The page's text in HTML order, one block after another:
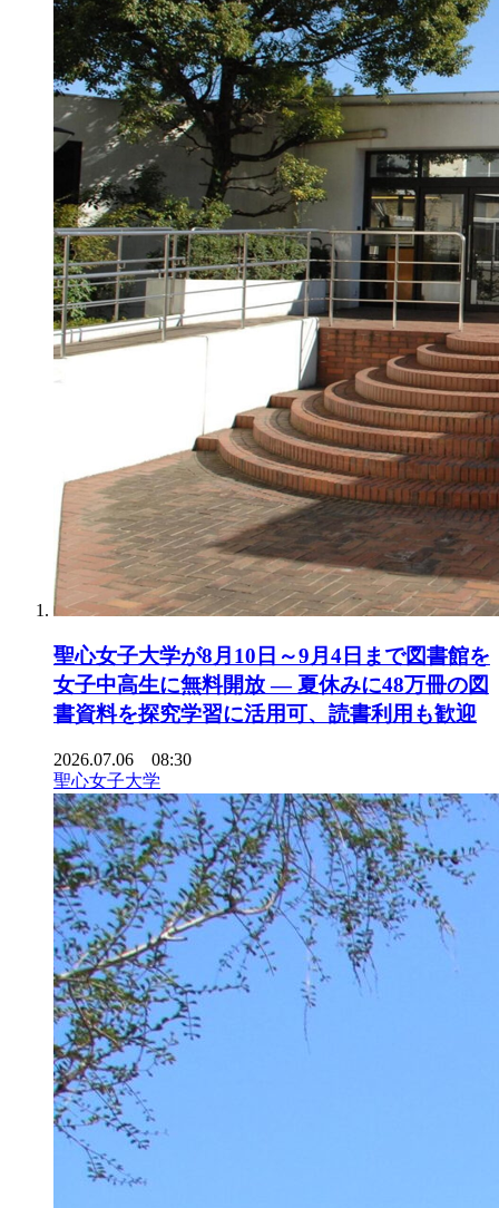
聖心女子大学が8月10日～9月4日まで図書館を
女子中高生に無料開放 ― 夏休みに48万冊の図
書資料を探究学習に活用可、読書利用も歓迎
2026.07.06 08:30
聖心女子大学